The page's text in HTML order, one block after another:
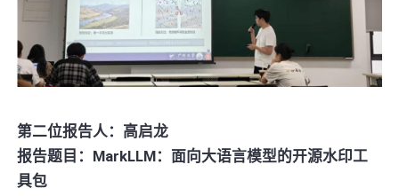
第二位报告人：高启龙
报告题目：MarkLLM：面向大语言模型的开源水印工
具包